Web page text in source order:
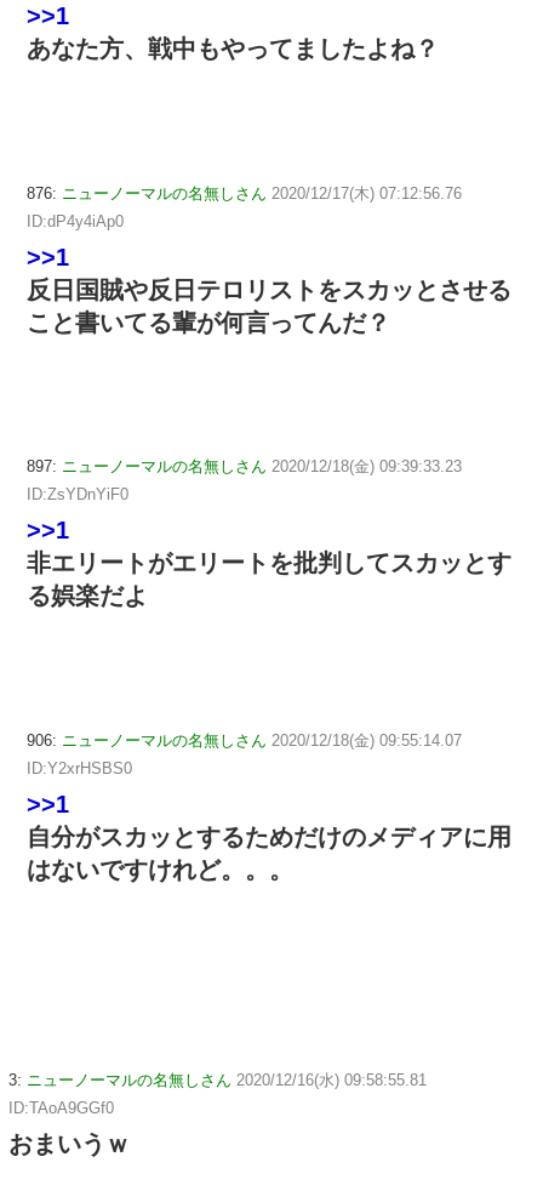
>>1
あなた方、戦中もやってましたよね？
876: ニューノーマルの名無しさん 2020/12/17(木) 07:12:56.76
ID:dP4y4iAp0
>>1
反日国賊や反日テロリストをスカッとさせる
こと書いてる輩が何言ってんだ？
897: ニューノーマルの名無しさん 2020/12/18(金) 09:39:33.23
ID:ZsYDnYiF0
>>1
非エリートがエリートを批判してスカッとす
る娯楽だよ
906: ニューノーマルの名無しさん 2020/12/18(金) 09:55:14.07
ID:Y2xrHSBS0
>>1
自分がスカッとするためだけのメディアに用
はないですけれど。。。
3: ニューノーマルの名無しさん 2020/12/16(水) 09:58:55.81
ID:TAoA9GGf0
おまいうｗ